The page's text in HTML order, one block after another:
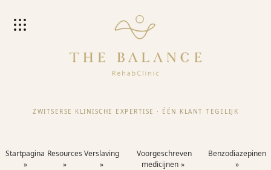
ZWITSERSE KLINISCHE EXPERTISE · ÉÉN KLANT TEGELIJK
Startpagina Resources Verslaving
Voorgeschreven
medicijnen
Benzodiazepinen